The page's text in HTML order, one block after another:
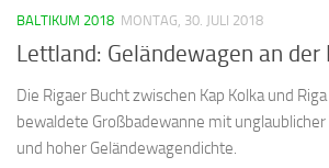
BALTIKUM 2018 MONTAG, 30. JULI 2018
Lettland: Geländewagen an der
Die Rigaer Bucht zwischen Kap Kolka und
bewaldete Großbadewanne mit
und hoher Geländewagendichte.